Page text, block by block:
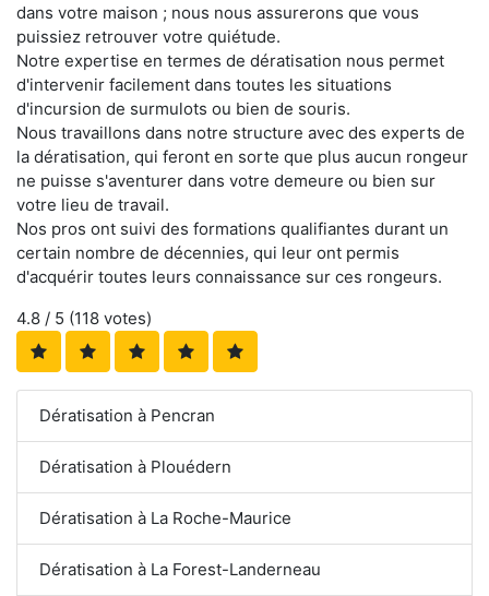
dans votre maison ; nous nous assurerons que vous
puissiez retrouver votre quiétude.
Notre expertise en termes de dératisation nous permet
d'intervenir facilement dans toutes les situations
d'incursion de surmulots ou bien de souris.
Nous travaillons dans notre structure avec des experts de
la dératisation, qui feront en sorte que plus aucun rongeur
ne puisse s'aventurer dans votre demeure ou bien sur
votre lieu de travail.
Nos pros ont suivi des formations qualifiantes durant un
certain nombre de décennies, qui leur ont permis
d'acquérir toutes leurs connaissance sur ces rongeurs.
4.8 / 5 (118 votes)
Dératisation à Pencran
Dératisation à Plouédern
Dératisation à La Roche-Maurice
Dératisation à La Forest-Landerneau